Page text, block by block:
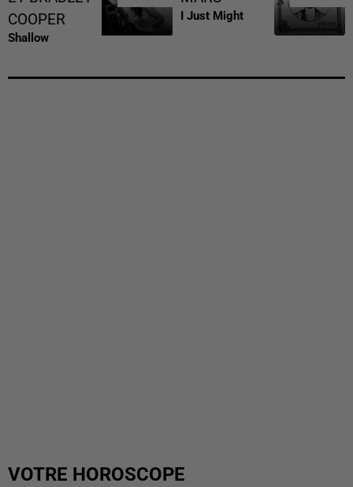
COOPER
Shallow
I Just Might
VOTRE HOROSCOPE